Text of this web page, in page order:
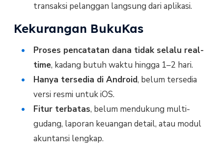
transaksi pelanggan langsung dari aplikasi.
Kekurangan BukuKas
Proses pencatatan dana tidak selalu real-
time, kadang butuh waktu hingga 1–2 hari.
Hanya tersedia di Android, belum tersedia
versi resmi untuk iOS.
Fitur terbatas, belum mendukung multi-
gudang, laporan keuangan detail, atau modul
akuntansi lengkap.